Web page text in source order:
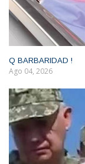
Q BARBARIDAD !
Ago 04, 2026